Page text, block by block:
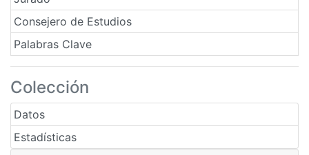
Consejero de Estudios
Palabras Clave
Colección
Datos
Estadísticas